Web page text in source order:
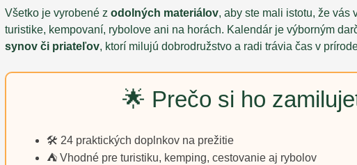
Všetko je vyrobené z odolných materiálov, aby ste mali istotu, že vás
turistike, kempovaní, rybolove ani na horách. Kalendár je výborným
synov či priateľov, ktorí milujú dobrodružstvo a radi trávia čas v
🌟 Prečo si ho
🛠️ 24 praktických doplnkov na prežitie
⛺ Vhodné pre turistiku, kemping, cestovanie aj rybolov